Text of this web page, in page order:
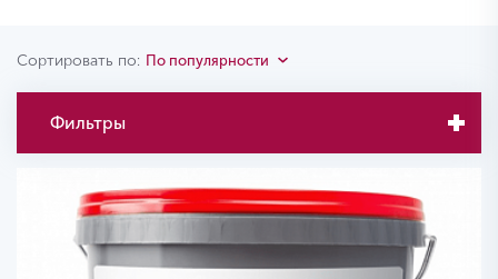
Сортировать по: По популярности
Фильтры